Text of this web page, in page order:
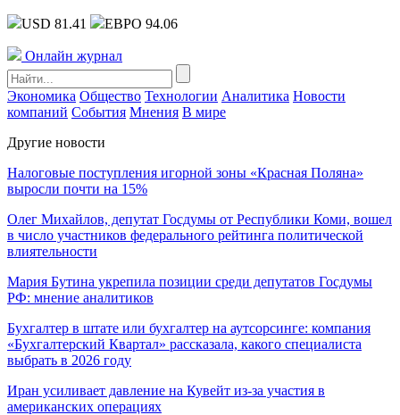
USD 81.41 ЕВРО 94.06
Онлайн журнал
Экономика Общество Технологии Аналитика Новости
компаний События Мнения В мире
Другие новости
Налоговые поступления игорной зоны «Красная Поляна»
выросли почти на 15%
Олег Михайлов, депутат Госдумы от Республики Коми, вошел
в число участников федерального рейтинга политической
влиятельности
Мария Бутина укрепила позиции среди депутатов Госдумы
РФ: мнение аналитиков
Бухгалтер в штате или бухгалтер на аутсорсинге: компания
«Бухгалтерский Квартал» рассказала, какого специалиста
выбрать в 2026 году
Иран усиливает давление на Кувейт из-за участия в
американских операциях